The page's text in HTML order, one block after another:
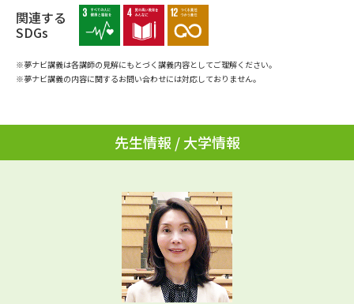
ユーザーサポート
Ｑ＆Ａ よくあるご質問 大学進学IDについて
受付内容・発送状況の確認
テレメール進学カタログ
訂正のご案内
関連する
SDGs
※夢ナビ講義は各講師の見解にもとづく講義内容としてご理解ください。
※夢ナビ講義の内容に関するお問い合わせには対応しておりません。
先生情報 / 大学情報